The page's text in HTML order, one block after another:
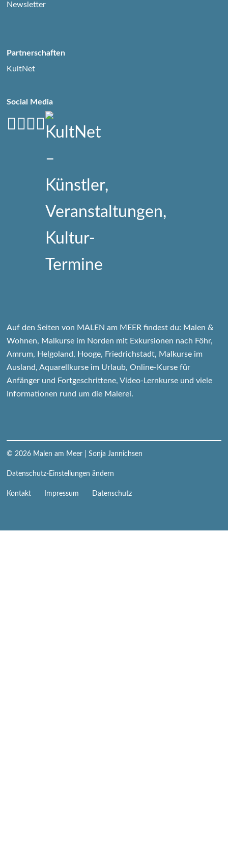
Newsletter
Partnerschaften
KultNet
Social Media
Auf den Seiten von MALEN am MEER findest du: Malen &
Wohnen, Malkurse im Norden mit Exkursionen nach Föhr,
Amrum, Helgoland, Hooge, Friedrichstadt, Malkurse im
Ausland, Aquarellkurse im Urlaub, Online-Kurse für
Anfänger und Fortgeschrittene, Video-Lernkurse und viele
Informationen rund um die Malerei.
© 2026 Malen am Meer | Sonja Jannichsen
Datenschutz-Einstellungen ändern
Navigation
Kontakt Impressum Datenschutz